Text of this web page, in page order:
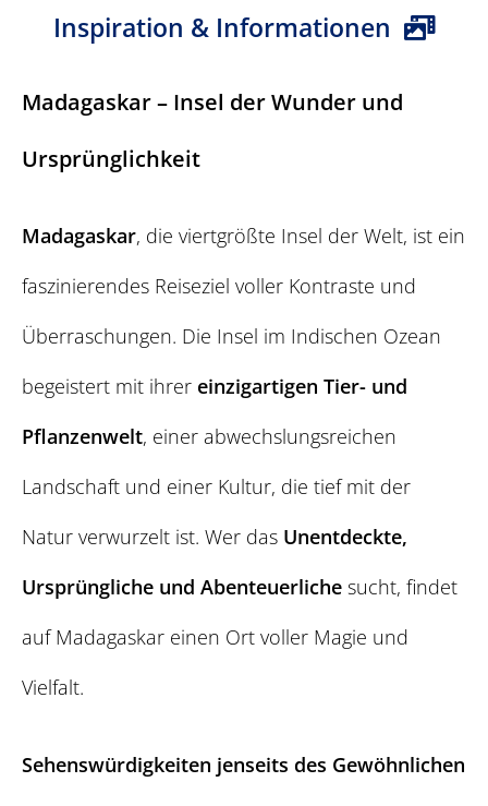
Inspiration & Informationen
Madagaskar – Insel der Wunder und
Ursprünglichkeit
Madagaskar, die viertgrößte Insel der Welt, ist ein
faszinierendes Reiseziel voller Kontraste und
Überraschungen. Die Insel im Indischen Ozean
begeistert mit ihrer einzigartigen Tier- und
Pflanzenwelt, einer abwechslungsreichen
Landschaft und einer Kultur, die tief mit der
Natur verwurzelt ist. Wer das Unentdeckte,
Ursprüngliche und Abenteuerlichesucht, findet
auf Madagaskar einen Ort voller Magie und
Vielfalt.
Sehenswürdigkeiten jenseits des Gewöhnlichen